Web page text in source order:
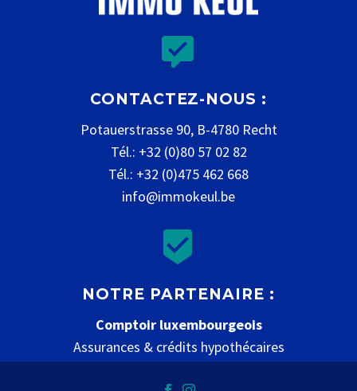


CONTACTEZ-NOUS :
Potauerstrasse 90, B-4780 Recht
Tél.: +32 (0)80 57 02 82
Tél.: +32 (0)475 462 668
info@immokeul.be


NOTRE PARTENAIRE :
Comptoir luxembourgeois
Assurances & crédits hypothécaires